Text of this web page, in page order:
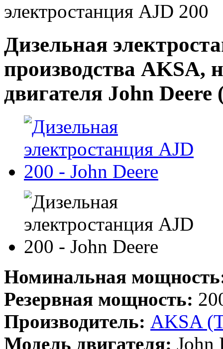
электростанция AJD 200
Дизельная
производства AKSA,
двигателя John
Номинальная
Резервная мощность:
Производитель: AKSA
Модель двигателя: John